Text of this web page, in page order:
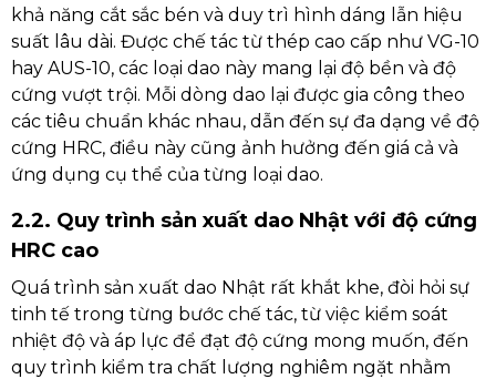
khả năng cắt sắc bén và duy trì hình dáng lẫn hiệu
suất lâu dài. Được chế tác từ thép cao cấp như VG-10
hay AUS-10, các loại dao này mang lại độ bền và độ
cứng vượt trội. Mỗi dòng dao lại được gia công theo
các tiêu chuẩn khác nhau, dẫn đến sự đa dạng về độ
cứng HRC, điều này cũng ảnh hưởng đến giá cả và
ứng dụng cụ thể của từng loại dao.
2.2. Quy trình sản xuất dao Nhật với độ cứng
HRC cao
Quá trình sản xuất dao Nhật rất khắt khe, đòi hỏi sự
tinh tế trong từng bước chế tác, từ việc kiểm soát
nhiệt độ và áp lực để đạt độ cứng mong muốn, đến
quy trình kiểm tra chất lượng nghiêm ngặt nhằm